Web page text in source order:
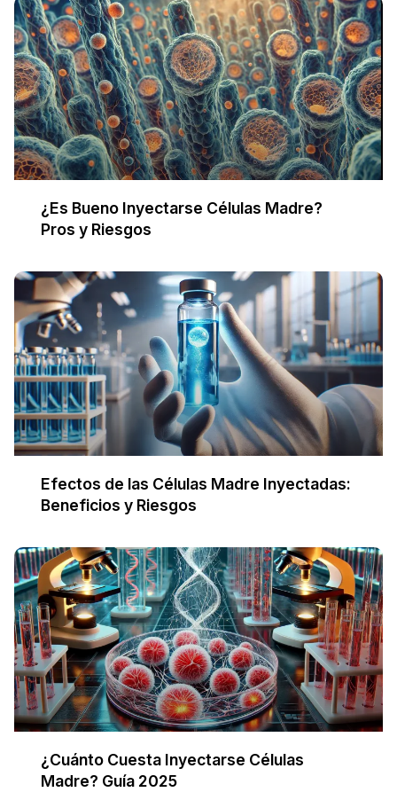
¿Es Bueno Inyectarse Células Madre?
Pros y Riesgos
Efectos de las Células Madre Inyectadas:
Beneficios y Riesgos
¿Cuánto Cuesta Inyectarse Células
Madre? Guía 2025